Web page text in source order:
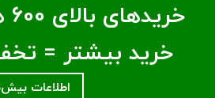
خرید بیشتر =
اطلاعات